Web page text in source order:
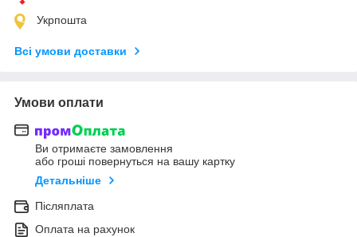
Укрпошта
Всі умови доставки
Умови оплати
Ви отримаєте замовлення
або гроші повернуться на вашу картку
Детальніше
Післяплата
Оплата на рахунок